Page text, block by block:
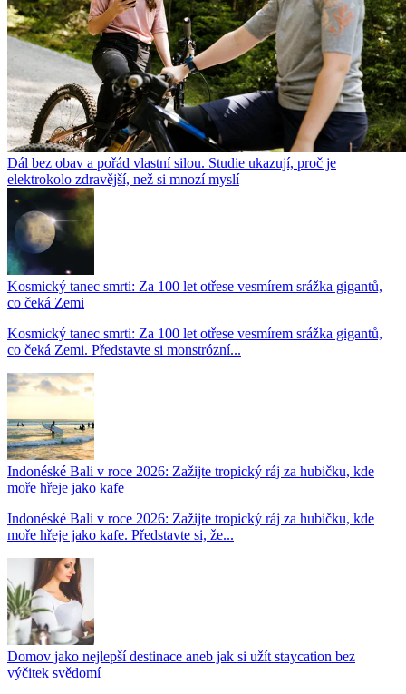
Dál bez obav a pořád vlastní silou. Studie ukazují, proč je
elektrokolo zdravější, než si mnozí myslí
Kosmický tanec smrti: Za 100 let otřese vesmírem srážka gigantů,
co čeká Zemi
Kosmický tanec smrti: Za 100 let otřese vesmírem srážka gigantů,
co čeká Zemi. Představte si monstrózní...
Indonéské Bali v roce 2026: Zažijte tropický ráj za hubičku, kde
moře hřeje jako kafe
Indonéské Bali v roce 2026: Zažijte tropický ráj za hubičku, kde
moře hřeje jako kafe. Představte si, že...
Domov jako nejlepší destinace aneb jak si užít staycation bez
výčitek svědomí